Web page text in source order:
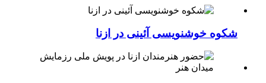
شکوه خوشنویسی آئینی در ازنا